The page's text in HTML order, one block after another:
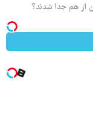
از هم جدا شدند؟